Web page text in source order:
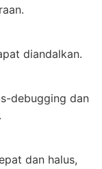
diandalkan.
debugging dan
dan halus,